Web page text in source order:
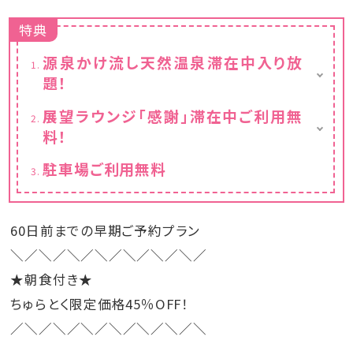
特典
源泉かけ流し天然温泉滞在中入り放
題！
でご利用いただけます。
展望ラウンジ「感謝」滞在中ご利用無
料！
※チェックイン15:00～チェックアウト11:00ま
でご利用いただけます。
駐車場ご利用無料
60日前までの早期ご予約プラン
＼／＼／＼／＼／＼／＼／＼／
★朝食付き★
ちゅらとく限定価格45％OFF！
／＼／＼／＼／＼／＼／＼／＼